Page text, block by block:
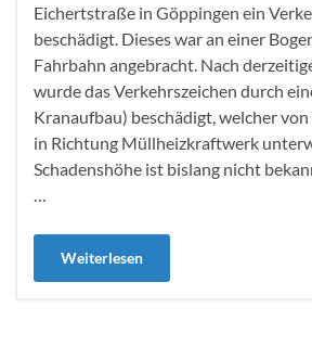
Eichertstraße in Göppingen ein
beschädigt. Dieses war an einer
Fahrbahn angebracht. Nach
wurde das Verkehrszeichen durch
Kranaufbau) beschädigt, welcher
in Richtung Müllheizkraftwerk
Schadenshöhe ist bislang nicht
…
Weiterlesen